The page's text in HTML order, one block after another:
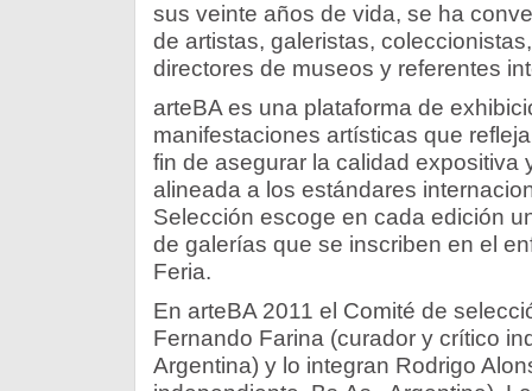
sus veinte años de vida, se ha
de artistas, galeristas,
directores de museos y referentes
arteBA es una plataforma de
manifestaciones artísticas que
fin de asegurar la calidad expositiva
alineada a los estándares
Selección escoge en cada edición
de galerías que se inscriben en el
Feria.
En arteBA 2011 el Comité de
Fernando Farina (curador y crítico
Argentina) y lo integran Rodrigo